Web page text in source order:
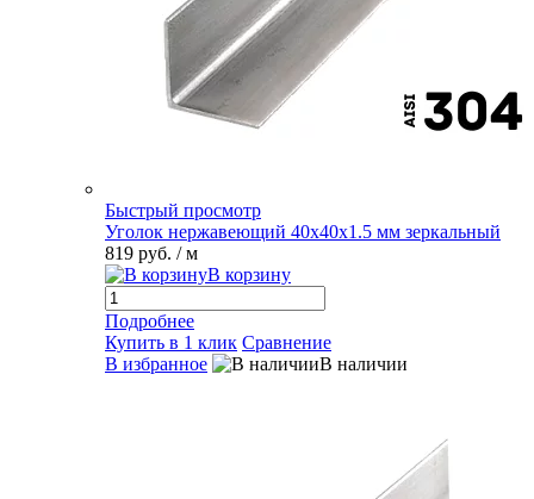
Быстрый просмотр
Уголок нержавеющий 40х40х1.5 мм зеркальный
819 руб. / м
В корзину
Подробнее
Купить в 1 клик Сравнение
В избранное
В наличии